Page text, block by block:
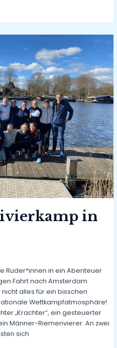
in
Ruder*innen in ein Abenteuer
Fahrt nach Amsterdam
alles für ein bisschen
Wettkampfatmosphäre!
„Krachter“, ein gesteuerter
Männer-Riemenvierer. An zwei
sich